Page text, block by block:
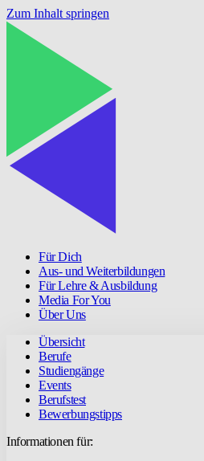
Zum Inhalt springen
Für Dich
Aus- und Weiterbildungen
Für Lehre & Ausbildung
Media For You
Über Uns
Übersicht
Berufe
Studiengänge
Events
Berufstest
Bewerbungstipps
Informationen für: